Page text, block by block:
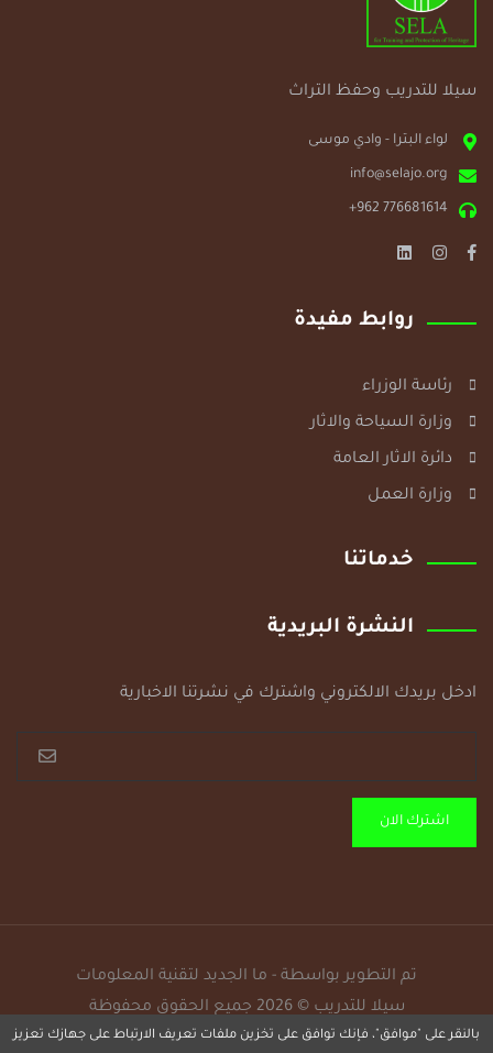
سيلا للتدريب وحفظ التراث
لواء البترا - وادي موسى
info@selajo.org
+962 776681614
روابط مفيدة
رئاسة الوزراء
وزارة السياحة والاثار
دائرة الاثار العامة
وزارة العمل
خدماتنا
النشرة البريدية
ادخل بريدك الالكتروني واشترك في نشرتنا الاخبارية
اشترك الان
تم التطوير بواسطة - ما الجديد لتقنية المعلومات
سيلا للتدريب © 2026 جميع الحقوق محفوظة
بالنقر على "موافق"، فإنك توافق على تخزين ملفات تعريف الارتباط على جهازك تعزيز